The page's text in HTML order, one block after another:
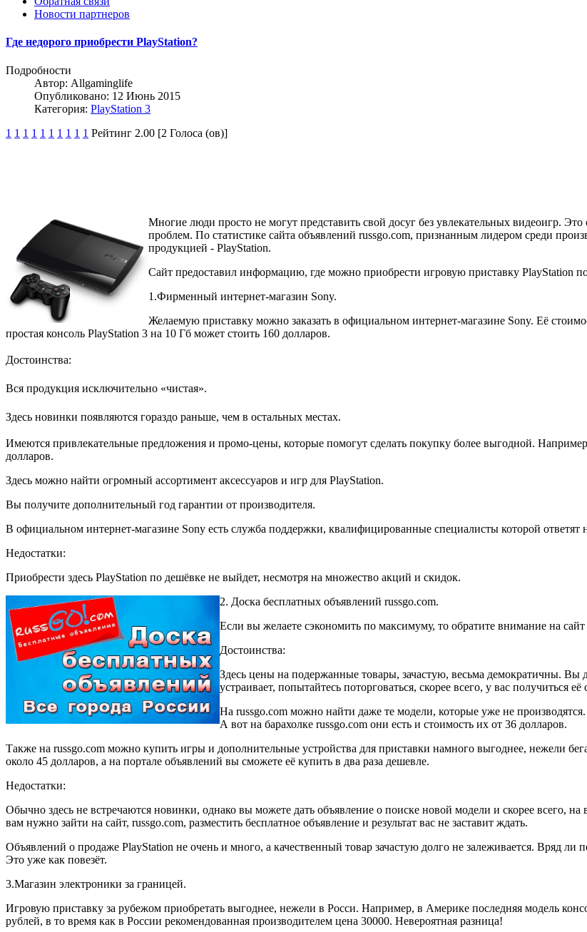
Новости партнеров
Где недорого приобрести PlayStation?
Подробности
Автор: Allgaminglife
Опубликовано: 12 Июнь 2015
Категория: PlayStation 3
1 1 1 1 1 1 1 1 1 1 Рейтинг 2.00 [2 Голоса (ов)]
Многие люди просто не могут представить свой досуг без увлекательных видеоигр.
проблем. По статистике сайта объявлений russgo.com, признанным лидером среди
продукцией - PlayStation.
Сайт предоставил информацию, где можно приобрести игровую приставку PlayStation
1.Фирменный интернет-магазин Sony.
Желаемую приставку можно заказать в официальном интернет-магазине Sony. Её
простая консоль PlayStation 3 на 10 Гб может стоить 160 долларов.
Достоинства:
Вся продукция исключительно «чистая».
Здесь новинки появляются гораздо раньше, чем в остальных местах.
Имеются привлекательные предложения и промо-цены, которые помогут сделать покупку более выгодной.
долларов.
Здесь можно найти огромный ассортимент аксессуаров и игр для PlayStation.
Вы получите дополнительный год гарантии от производителя.
В официальном интернет-магазине Sony есть служба поддержки, квалифицированные специалисты которой
Недостатки:
Приобрести здесь PlayStation по дешёвке не выйдет, несмотря на множество акций и скидок.
2. Доска бесплатных объявлений russgo.com.
Если вы желаете сэкономить по максимуму, то обратите внимание на
Достоинства:
Здесь цены на подержанные товары, зачастую, весьма демократичны. Вы
устраивает, попытайтесь поторговаться, скорее всего, у вас получиться её
На russgo.com можно найти даже те модели, которые уже не
А вот на барахолке russgo.com они есть и стоимость их от 36 долларов.
Также на russgo.com можно купить игры и дополнительные устройства для приставки намного выгоднее, нежели
около 45 долларов, а на портале объявлений вы сможете её купить в два раза дешевле.
Недостатки:
Обычно здесь не встречаются новинки, однако вы можете дать объявление о поиске новой модели и скорее всего, на
вам нужно зайти на сайт, russgo.com, разместить бесплатное объявление и результат вас не заставит ждать.
Объявлений о продаже PlayStation не очень и много, а качественный товар зачастую долго не залеживается. Вряд ли
Это уже как повезёт.
3.Магазин электроники за границей.
Игровую приставку за рубежом приобретать выгоднее, нежели в Росси. Например, в Америке последняя модель
рублей, в то время как в России рекомендованная производителем цена 30000. Невероятная разница!